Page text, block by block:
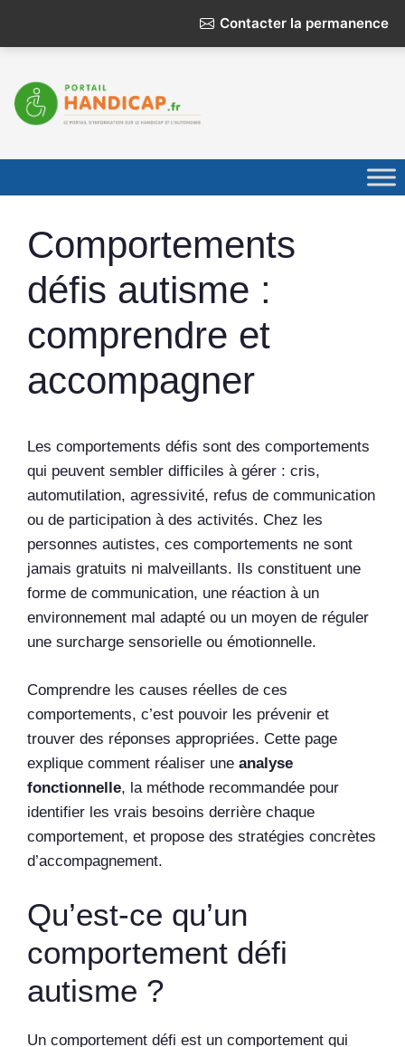
contenu
Contacter la permanence
Comportements
défis autisme :
comprendre et
accompagner
Les comportements défis sont des comportements
qui peuvent sembler difficiles à gérer : cris,
automutilation, agressivité, refus de communication
ou de participation à des activités. Chez les
personnes autistes, ces comportements ne sont
jamais gratuits ni malveillants. Ils constituent une
forme de communication, une réaction à un
environnement mal adapté ou un moyen de réguler
une surcharge sensorielle ou émotionnelle.
Comprendre les causes réelles de ces
comportements, c’est pouvoir les prévenir et
trouver des réponses appropriées. Cette page
explique comment réaliser une analyse
fonctionnelle, la méthode recommandée pour
identifier les vrais besoins derrière chaque
comportement, et propose des stratégies concrètes
d’accompagnement.
Qu’est-ce qu’un
comportement défi
autisme ?
Un comportement défi est un comportement qui